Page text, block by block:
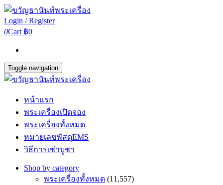
Login / Register
0Cart ฿0
Toggle navigation
หน้าแรก
พระเครื่องเปิดจอง
พระเครื่องทั้งหมด
หมายเลขพัสดุEMS
วิธีการเช่าบูชา
Shop by category
พระเครื่องทั้งหมด (11,557)